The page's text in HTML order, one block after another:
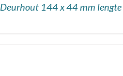
Deurhout 144 x 44 mm lengte